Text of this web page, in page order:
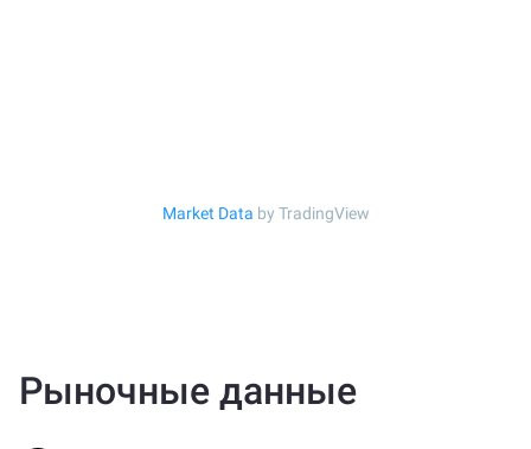
Market Data by TradingView
Рыночные данные